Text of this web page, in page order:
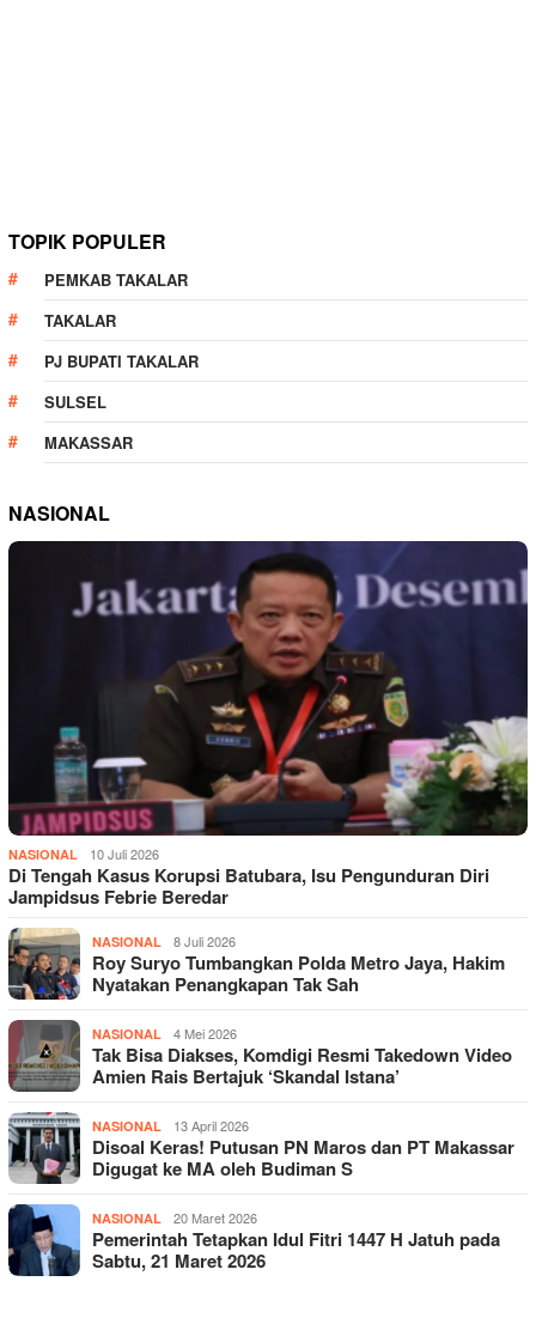
TOPIK POPULER
PEMKAB TAKALAR
TAKALAR
PJ BUPATI TAKALAR
SULSEL
MAKASSAR
NASIONAL
NASIONAL 10 Juli 2026
Di Tengah Kasus Korupsi Batubara, Isu Pengunduran Diri
Jampidsus Febrie Beredar
NASIONAL 8 Juli 2026
Roy Suryo Tumbangkan Polda Metro Jaya, Hakim
Nyatakan Penangkapan Tak Sah
NASIONAL 4 Mei 2026
Tak Bisa Diakses, Komdigi Resmi Takedown Video
Amien Rais Bertajuk ‘Skandal Istana’
NASIONAL 13 April 2026
Disoal Keras! Putusan PN Maros dan PT Makassar
Digugat ke MA oleh Budiman S
NASIONAL 20 Maret 2026
Pemerintah Tetapkan Idul Fitri 1447 H Jatuh pada
Sabtu, 21 Maret 2026